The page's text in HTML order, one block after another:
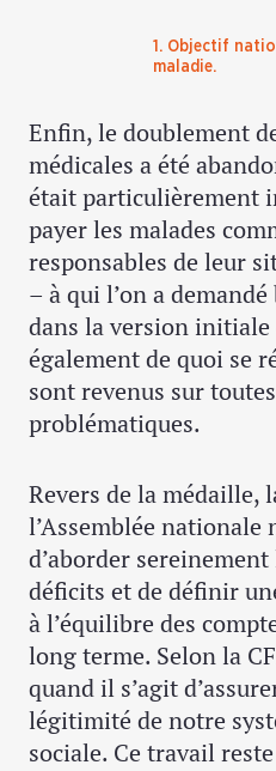
1. Objectif
maladie.
Enfin, le doublement
médicales a été
était particulièrement
payer les malades
responsables de leur
– à qui l’on a
dans la version
également de quoi se
sont revenus sur
problématiques.
Revers de la médaille,
l’Assemblée nationale
d’aborder
déficits et de définir
à l’équilibre des
long terme. Selon la
quand il s’agit
légitimité de notre
sociale. Ce travail